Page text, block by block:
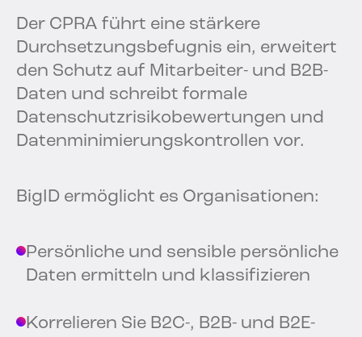
Der CPRA führt eine stärkere
Durchsetzungsbefugnis ein, erweitert
den Schutz auf Mitarbeiter- und B2B-
Daten und schreibt formale
Datenschutzrisikobewertungen und
Datenminimierungskontrollen vor.
BigID ermöglicht es Organisationen:
Persönliche und sensible persönliche
Daten ermitteln und klassifizieren
Korrelieren Sie B2C-, B2B- und B2E-